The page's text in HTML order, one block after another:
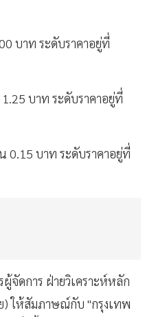
บาท ระดับราคาอยู่ที่
บาท ระดับราคาอยู่ที่
0.15 บาท ระดับราคาอยู่ที่
จัดการ ฝ่ายวิเคราะห์หลัก
ให้สัมภาษณ์กับ "กรุงเทพ